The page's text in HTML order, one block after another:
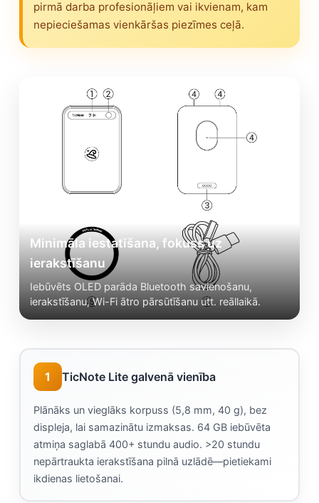
pirmā darba profesionāļiem vai ikvienam, kam
nepieciešamas vienkāršas piezīmes ceļā.
Minimāla iestatīšana, fokuss uz
ierakstīšanu
Iebūvēts OLED parāda Bluetooth savienošanu,
ierakstīšanu, Wi-Fi ātro pārsūtīšanu utt. reāllaikā.
1 TicNote Lite galvenā vienība
Plānāks un vieglāks korpuss (5,8 mm, 40 g), bez
displeja, lai samazinātu izmaksas. 64 GB iebūvēta
atmiņa saglabā 400+ stundu audio. >20 stundu
nepārtraukta ierakstīšana pilnā uzlādē—pietiekami
ikdienas lietošanai.